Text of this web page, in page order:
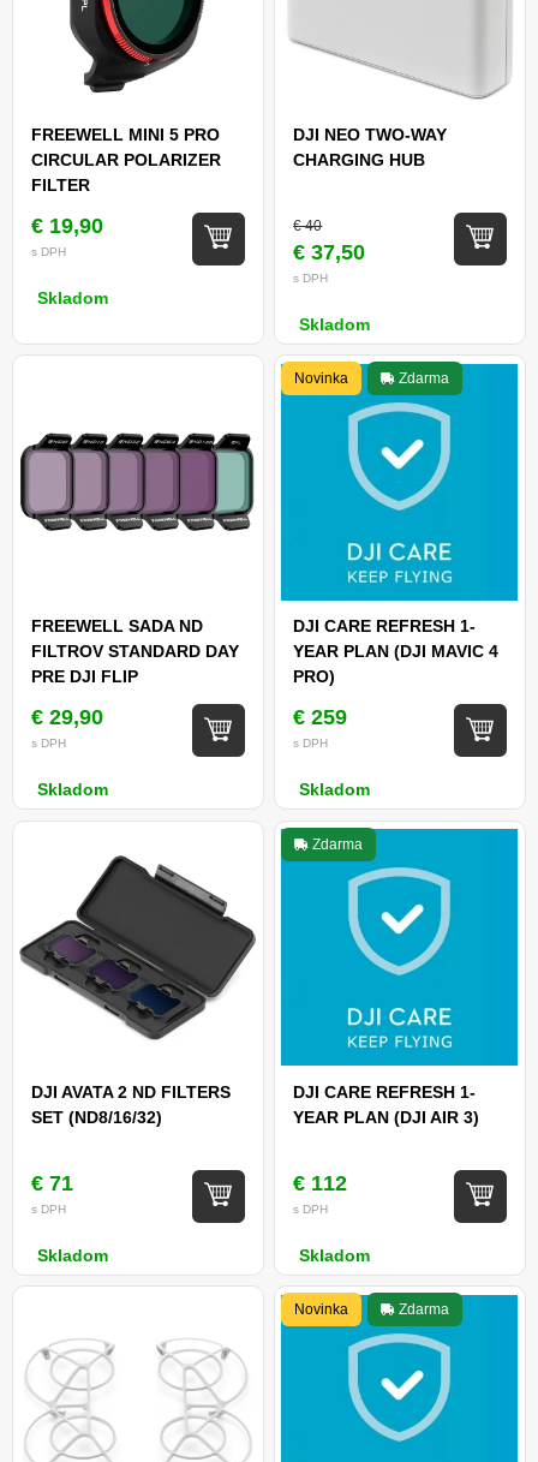
FREEWELL MINI 5 PRO
CIRCULAR POLARIZER
FILTER
€ 19,90
s DPH
Skladom
DJI NEO TWO-WAY
CHARGING HUB
€ 40
€ 37,50
s DPH
Skladom
FREEWELL SADA ND
FILTROV STANDARD DAY
PRE DJI FLIP
€ 29,90
s DPH
Skladom
Novinka Zdarma
DJI CARE REFRESH 1-
YEAR PLAN (DJI MAVIC 4
PRO)
€ 259
s DPH
Skladom
DJI AVATA 2 ND FILTERS
SET (ND8/16/32)
€ 71
s DPH
Skladom
Zdarma
DJI CARE REFRESH 1-
YEAR PLAN (DJI AIR 3)
€ 112
s DPH
Skladom
Novinka Zdarma